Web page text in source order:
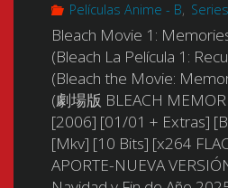
NUEVA
VERSIÓN!]"
Call
Out
Your
Name)
Mou
Hitotsu
no
(Bleach
Películas Anime - B,
Bleach Movie 1:
(Bleach La Película 1:
(Bleach the Movie:
(劇場版 BLEACH
[2006] [01/01 + Extras]
[Mkv] [10 Bits] [x264
APORTE-NUEVA